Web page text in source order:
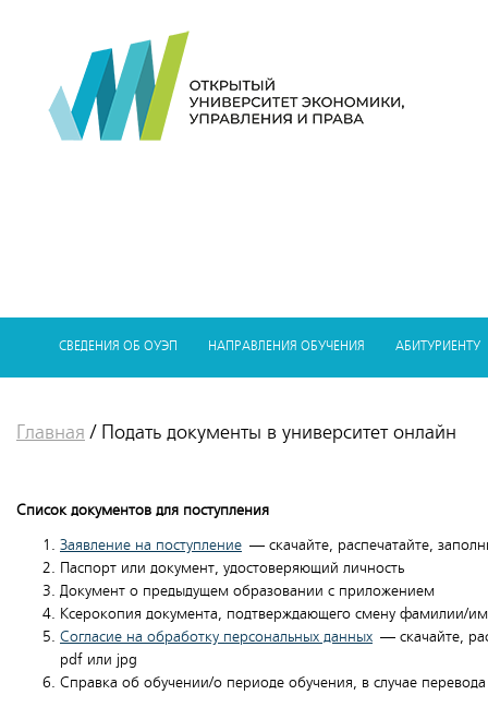
СВЕДЕНИЯ ОБ ОУЭП НАПРАВЛЕНИЯ ОБУЧЕНИЯ АБИТУРИЕНТУ
Главная / Подать документы в университет онлайн
Список документов для поступления
Заявление на поступление — скачайте, распечатайте,
Паспорт или документ, удостоверяющий личность
Документ о предыдущем образовании с приложением
Ксерокопия документа, подтверждающего смену фамилии/
Согласие на обработку персональных данных — скачайте,
pdf или jpg
Справка об обучении/о периоде обучения, в случае